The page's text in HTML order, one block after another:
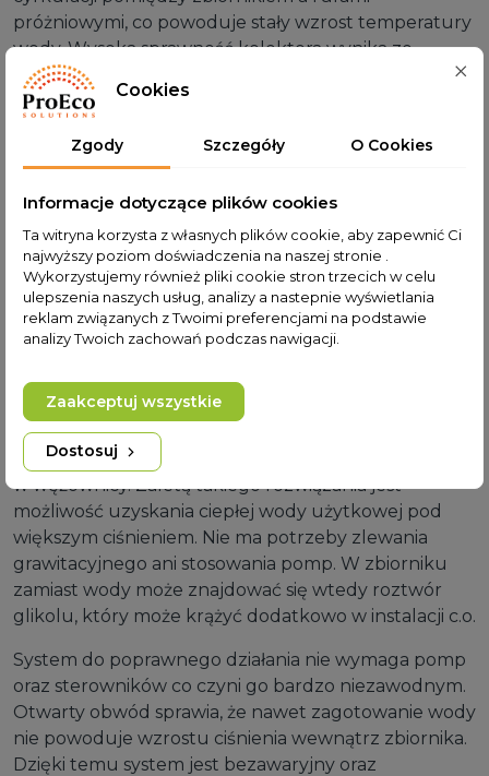
próżniowymi, co powoduje stały wzrost temperatury
wody. Wysoka sprawność kolektora wynika ze
zdolności do absorbowania rozproszonego
promieniowania słonecznego (np. w pochmurne dni)
Kolektor doskonale radzi sobie również zimą.
padających promieni słonecznych ale również ze
światła odbitego od śniegu.
Zamontowany mały zbiornik wyrównawczy służy do
automatycznego uzupełniania wody w zbiorniku
bezpośrednio z sieci wodociągowej. Systemy z serii
JNHX mają wewnątrz zbiornika zamontowaną
miedzianą wężownicę i można je bezpośrednio
podłączyć pod sieć wodociągową. W tym wypadku
woda w zbiorniku nie jest używana, służy tylko jako
bufor ciepła dla przepływającej pod ciśnieniem wody
w wężownicy. Zaletą takiego rozwiązania jest
możliwość uzyskania ciepłej wody użytkowej pod
większym ciśnieniem. Nie ma potrzeby zlewania
grawitacyjnego ani stosowania pomp. W zbiorniku
zamiast wody może znajdować się wtedy roztwór
glikolu, który może krążyć dodatkowo w instalacji c.o.
System do poprawnego działania nie wymaga pomp
oraz sterowników co czyni go bardzo niezawodnym.
Otwarty obwód sprawia, że nawet zagotowanie wody
nie powoduje wzrostu ciśnienia wewnątrz zbiornika.
Dzięki temu system jest bezawaryjny oraz
Cookies
Zgody Szczegóły O Cookies
Informacje dotyczące plików cookies
Ta witryna korzysta z własnych plików cookie, aby zapewnić Ci
najwyższy poziom doświadczenia na naszej stronie .
Wykorzystujemy również pliki cookie stron trzecich w celu
ulepszenia naszych usług, analizy a nastepnie wyświetlania
reklam związanych z Twoimi preferencjami na podstawie
analizy Twoich zachowań podczas nawigacji.
Dostosuj
Zaakceptuj wszystkie